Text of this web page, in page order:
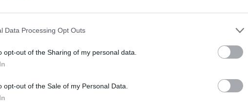
Data Processing Opt Outs
opt-out of the Sharing of my personal data.
opt-out of the Sale of my Personal Data.